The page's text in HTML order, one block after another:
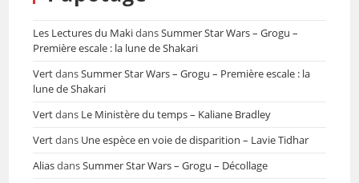
Les Lectures du MakidansSummer Star Wars – Grogu –
Première escale : la lune de Shakari
VertdansSummer Star Wars – Grogu – Première escale : la
lune de Shakari
Vertdans Le Ministère du temps – Kaliane Bradley
Vertdans Une espèce en voie de disparition – Lavie Tidhar
AliasdansSummer Star Wars – Grogu – Décollage